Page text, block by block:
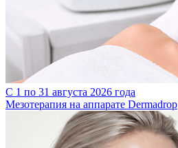
С 1 по 31 августа 2026 года
Мезотерапия на аппарате Dermadrop